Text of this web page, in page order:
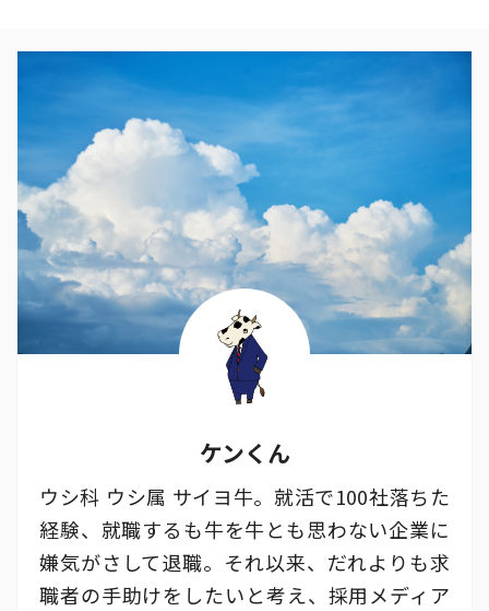
ケンくん
ウシ科 ウシ属 サイヨ牛。就活で100社落ちた
経験、就職するも牛を牛とも思わない企業に
嫌気がさして退職。それ以来、だれよりも求
職者の手助けをしたいと考え、採用メディア